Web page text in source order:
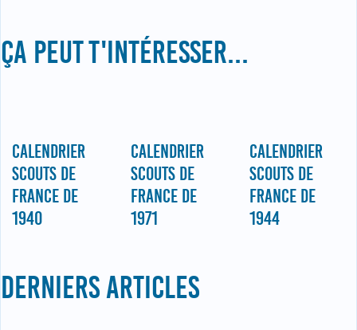
ÇA PEUT T'INTÉRESSER...
CALENDRIER
SCOUTS DE
FRANCE DE
1940
CALENDRIER
SCOUTS DE
FRANCE DE
1971
CALENDRIER
SCOUTS DE
FRANCE DE
1944
DERNIERS ARTICLES